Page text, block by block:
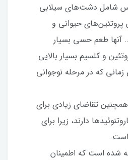
شامل دشت‌های سیلابی
حیوانی و
آنها طعم حسی بسیار
و کلسیم بسیار بالایی
که در مرحله نوجوانی
تقاضای زیادی برای
دارند، زیرا برای
است.
شده است که اطمینان